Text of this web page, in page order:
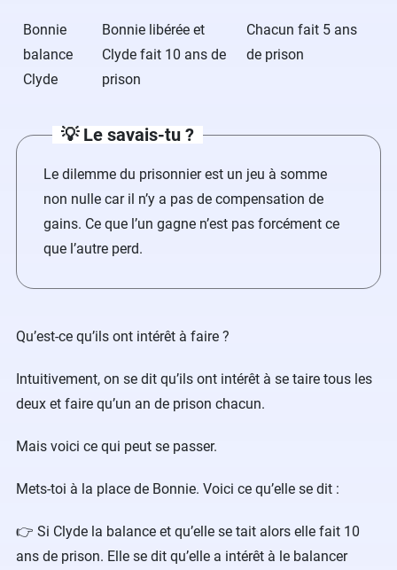
Bonnie
balance
Clyde
Bonnie libérée et
Clyde fait 10 ans de
prison
Chacun fait 5 ans
de prison
💡 Le savais-tu ?
Le dilemme du prisonnier est un jeu à somme
non nulle car il n’y a pas de compensation de
gains. Ce que l’un gagne n’est pas forcément ce
que l’autre perd.
Qu’est-ce qu’ils ont intérêt à faire ?
Intuitivement, on se dit qu’ils ont intérêt à se taire tous les
deux et faire qu’un an de prison chacun.
Mais voici ce qui peut se passer.
Mets-toi à la place de Bonnie. Voici ce qu’elle se dit :
👉 Si Clyde la balance et qu’elle se tait alors elle fait 10
ans de prison. Elle se dit qu’elle a intérêt à le balancer